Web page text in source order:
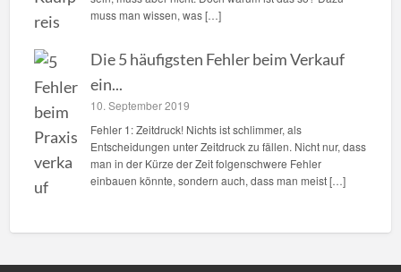
muss man wissen, was […]
Die 5 häufigsten Fehler beim Verkauf
ein...
10. September 2019
Fehler 1: Zeitdruck! Nichts ist schlimmer, als
Entscheidungen unter Zeitdruck zu fällen. Nicht nur, dass
man in der Kürze der Zeit folgenschwere Fehler
einbauen könnte, sondern auch, dass man meist […]